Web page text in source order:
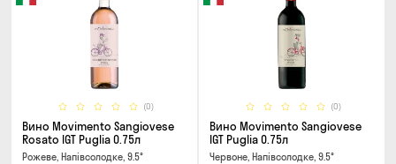
(0)
Вино Movimento Sangiovese
Rosato IGT Puglia 0.75л
Рожеве, Напівсолодке, 9.5°
(0)
Вино Movimento Sangiovese
IGT Puglia 0.75л
Червоне, Напівсолодке, 9.5°